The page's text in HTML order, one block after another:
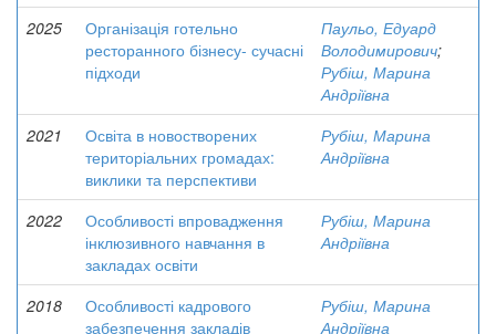
2025
Організація готельно
ресторанного бізнесу- сучасні
підходи
Паульо, Едуард
Володимирович;
Рубіш, Марина
Андріївна
2021
Освіта в новостворених
територіальних громадах:
виклики та перспективи
Рубіш, Марина
Андріївна
2022
Особливості впровадження
інклюзивного навчання в
закладах освіти
Рубіш, Марина
Андріївна
2018
Особливості кадрового
забезпечення закладів
Рубіш, Марина
Андріївна